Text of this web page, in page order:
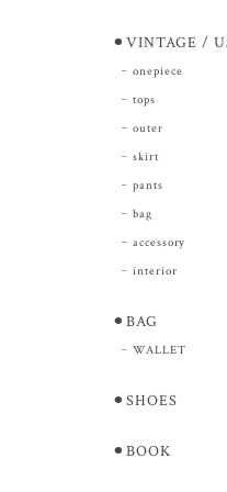
⚫︎VINTAGE /
onepiece
tops
outer
skirt
pants
bag
accessory
interior
⚫︎BAG
WALLET
⚫︎SHOES
⚫︎BOOK